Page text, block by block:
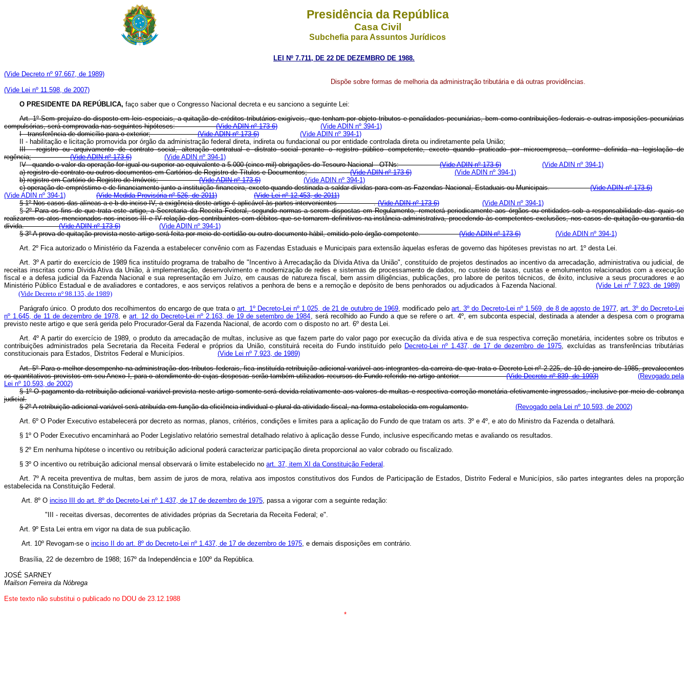
Presidência da República
Casa Civil
Subchefia para Assuntos Jurídicos
LEI Nº 7.711, DE 22 DE DEZEMBRO DE 1988.
(Vide Decreto nº 97.667, de 1989)
(Vide Lei nº 11.598, de 2007)
Dispõe sobre formas de melhoria da administração tributária e dá outras providências.
O PRESIDENTE DA REPÚBLICA, faço saber que o Congresso Nacional decreta e eu sanciono a seguinte Lei:
Art. 1º Sem prejuízo do disposto em leis especiais, a quitação de créditos tributários exigíveis, que tenham por objeto tributos e penalidades pecuniárias, bem como contribuições federais e outras imposições pecuniárias
compulsórias, será comprovada nas seguintes hipóteses:(Vide ADIN nº 173-6)
(Vide ADIN nº 394-1)
I - transferência de domicílio para o exterior;(Vide ADIN nº 173-6)
(Vide ADIN nº 394-1)
II - habilitação e licitação promovida por órgão da administração federal direta, indireta ou fundacional ou por entidade controlada direta ou indiretamente pela União;
III - registro ou arquivamento de contrato social, alteração contratual e distrato social perante o registro público competente, exceto quando praticado por microempresa, conforme definida na legislação de
regência;(Vide ADIN nº 173-6)
(Vide ADIN nº 394-1)
V - quando o valor da operação for igual ou superior ao equivalente a 5.000 (cinco mil) obrigações do Tesouro Nacional - OTNs:(Vide ADIN nº 173-6)
(Vide ADIN nº 394-1)
a) registro de contrato ou outros documentos em Cartórios de Registro de Títulos e Documentos;(Vide ADIN nº 173-6)
(Vide ADIN nº 394-1)
b) registro em Cartório de Registro de Imóveis;(Vide ADIN nº 173-6)
(Vide ADIN nº 394-1)
c) operação de empréstimo e de financiamento junto a instituição financeira, exceto quando destinada a saldar dívidas para com as Fazendas Nacional, Estaduais ou Municipais.(Vide ADIN nº 173-6)
(Vide ADIN nº 394-1)
(Vide Medida Provisória nº 526, de 2011)
(Vide Lei nº 12.453, de 2011)
§ 1º Nos casos das alíneas a e b do inciso IV, a exigência deste artigo é aplicável às partes intervenientes .(Vide ADIN nº 173-6)
(Vide ADIN nº 394-1)
§2º Para os fins de que trata este artigo, a Secretaria da Receita Federal, segundo normas a serem dispostas em Regulamento, remeterá periodicamente aos órgãos ou entidades sob a responsabilidade das quais se
realizarem os atos mencionados nos incisos III e IV relação dos contribuintes com débitos que se tornarem definitivos na instância administrativa, procedendo às competentes exclusões, nos casos de quitação ou garantia da
dívida.(Vide ADIN nº 173-6)
(Vide ADIN nº 394-1)
§ 3º A prova de quitação prevista neste artigo será feita por meio de certidão ou outro documento hábil, emitido pelo órgão competente.(Vide ADIN nº 173-6)
(Vide ADIN nº 394-1)
Art. 2º Fica autorizado o Ministério da Fazenda a estabelecer convênio com as Fazendas Estaduais e Municipais para extensão àquelas esferas de governo das hipóteses previstas no art. 1º desta Lei.
Art. 3º A partir do exercício de 1989 fica instituído programa de trabalho de "Incentivo à Arrecadação da Dívida Ativa da União", constituído de projetos destinados ao incentivo da arrecadação, administrativa ou judicial, de
receitas inscritas como Dívida Ativa da União, à implementação, desenvolvimento e modernização de redes e sistemas de processamento de dados, no custeio de taxas, custas e emolumentos relacionados com a execução
fiscal e a defesa judicial da Fazenda Nacional e sua representação em Juízo, em causas de natureza fiscal, bem assim diligências, publicações, pro labore de peritos técnicos, de êxito, inclusive a seus procuradores e ao
Ministério Público Estadual e de avaliadores e contadores, e aos serviços relativos a penhora de bens e a remoção e depósito de bens penhorados ou adjudicados à Fazenda Nacional.
(Vide Lei nº 7.923, de 1989)
(Vide Decreto nº 98.135, de 1989)
Parágrafo único. O produto dos recolhimentos do encargo de que trata oart. 1º Decreto-Lei nº 1.025, de 21 de outubro de 1969, modificado pelo art. 3º do Decreto-Lei nº 1.569, de 8 de agosto de 1977,art. 3º do Decreto-Lei
nº 1.645, de 11 de dezembro de 1978, eart. 12 do Decreto-Lei nº 2.163, de 19 de setembro de 1984, será recolhido ao Fundo a que se refere o art. 4º, em subconta especial, destinada a atender a despesa com o programa
previsto neste artigo e que será gerida pelo Procurador-Geral da Fazenda Nacional, de acordo com o disposto no art. 6º desta Lei.
Art. 4º A partir do exercício de 1989, o produto da arrecadação de multas, inclusive as que fazem parte do valor pago por execução da dívida ativa e de sua respectiva correção monetária, incidentes sobre os tributos e
contribuições administrados pela Secretaria da Receita Federal e próprios da União, constituirá receita do Fundo instituído pelo Decreto-Lei nº 1.437, de 17 de dezembro de 1975, excluídas as transferências tributárias
constitucionais para Estados, Distritos Federal e Municípios.
(Vide Lei nº 7.923, de 1989)
Art. 5º Para o melhor desempenho na administração dos tributos federais, fica instituída retribuição adicional variável aos integrantes da carreira de que trata o Decreto-Lei nº 2.225, de 10 de janeiro de 1985, prevalecentes
os quantitativos previstos em seu Anexo I, para o atendimento de cujas despesas serão também utilizados recursos do Fundo referido no artigo anterior.(Vide Decreto nº 839, de 1993)
(Revogado pela
Lei nº 10.593, de 2002)
§ 1º O pagamento da retribuição adicional variável prevista neste artigo somente será devida relativamente aos valores de multas e respectiva correção monetária efetivamente ingressados, inclusive por meio de cobrança
judicial.
§ 2º A retribuição adicional variável será atribuída em função da eficiência individual e plural da atividade fiscal, na forma estabelecida em regulamento.
(Revogado pela Lei nº 10.593, de 2002)
Art. 6º O Poder Executivo estabelecerá por decreto as normas, planos, critérios, condições e limites para a aplicação do Fundo de que tratam os arts. 3º e 4º, e ato do Ministro da Fazenda o detalhará.
§ 1º O Poder Executivo encaminhará ao Poder Legislativo relatório semestral detalhado relativo à aplicação desse Fundo, inclusive especificando metas e avaliando os resultados.
§ 2º Em nenhuma hipótese o incentivo ou retribuição adicional poderá caracterizar participação direta proporcional ao valor cobrado ou fiscalizado.
§ 3º O incentivo ou retribuição adicional mensal observará o limite estabelecido no art. 37, item XI da Constituição Federal .
Art. 7º A receita preventiva de multas, bem assim de juros de mora, relativa aos impostos constitutivos dos Fundos de Participação de Estados, Distrito Federal e Municípios, são partes integrantes deles na proporção
estabelecida na Constituição Federal.
Art. 8º O inciso III do art. 8º do Decreto-Lei nº 1.437, de 17 de dezembro de 1975, passa a vigorar com a seguinte redação:
"III - receitas diversas, decorrentes de atividades próprias da Secretaria da Receita Federal; e".
Art. 9º Esta Lei entra em vigor na data de sua publicação.
Art. 10º Revogam-se o inciso II do art. 8º do Decreto-Lei nº 1.437, de 17 de dezembro de 1975, e demais disposições em contrário.
Brasília, 22 de dezembro de 1988; 167º da Independência e 100º da República.
JOSÉ SARNEY
Mailson Ferreira da Nóbrega
Este texto não substitui o publicado no DOU de 23.12.1988
*